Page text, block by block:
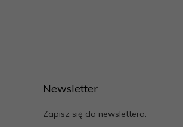
Newsletter
Zapisz się do newslettera: